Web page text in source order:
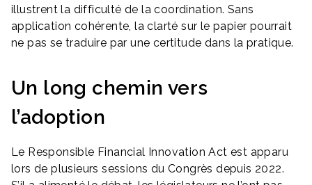
illustrent la difficulté de la coordination. Sans
application cohérente, la clarté sur le papier pourrait
ne pas se traduire par une certitude dans la pratique.
Un long chemin vers
l’adoption
Le Responsible Financial Innovation Act est apparu
lors de plusieurs sessions du Congrès depuis 2022.